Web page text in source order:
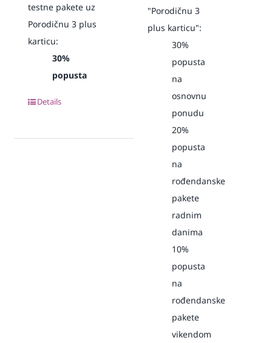
testne pakete uz
Porodičnu 3 plus
karticu:
30%
popusta
Details
"Porodičnu 3
plus karticu":
30%
popusta
na
osnovnu
ponudu
20%
popusta
na
rođendanske
pakete
radnim
danima
10%
popusta
na
rođendanske
pakete
vikendom